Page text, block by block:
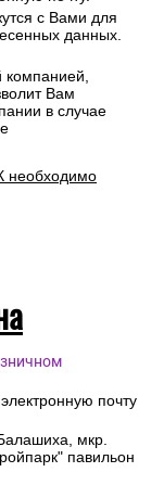
с Вами для
данных.
компанией,
Вам
в случае
необходимо
почту
мкр.
павильон